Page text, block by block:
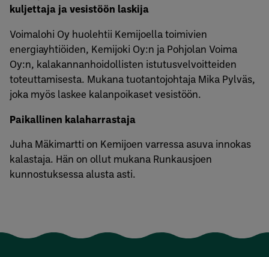
kuljettaja ja vesistöön laskija
Voimalohi Oy huolehtii Kemijoella toimivien
energiayhtiöiden, Kemijoki Oy:n ja Pohjolan Voima
Oy:n, kalakannanhoidollisten istutusvelvoitteiden
toteuttamisesta. Mukana tuotantojohtaja Mika Pylväs,
joka myös laskee kalanpoikaset vesistöön.
Paikallinen kalaharrastaja
Juha Mäkimartti on Kemijoen varressa asuva innokas
kalastaja. Hän on ollut mukana Runkausjoen
kunnostuksessa alusta asti.